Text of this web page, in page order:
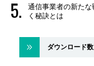
通信事業者の新た
く秘訣とは
ダウンロード